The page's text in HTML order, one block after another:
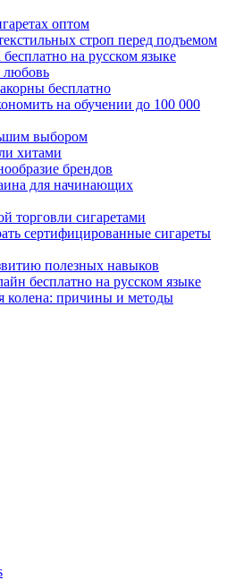
оптом
строп перед подъемом
на русском языке
бесплатно
на обучении до 100 000
выбором
хитами
брендов
для начинающих
торговли сигаретами
сертифицированные сигареты
полезных навыков
бесплатно на русском языке
колена: причины и методы